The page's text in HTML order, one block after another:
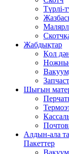
Түрлі-
Жабдықтар
Қол
Шығын
Алдын-ала
Пакеттер